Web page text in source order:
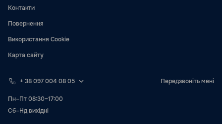
Контакти
Повернення
Використання Cookie
Карта сайту
+ 38 097 004 08 05 Передзвоніть мені
Пн–Пт 08:30–17:00
Сб–Нд вихідні